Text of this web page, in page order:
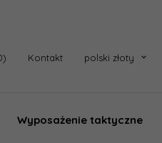
Kontakt currency_h
polski złoty
Wyposażenie taktyczne